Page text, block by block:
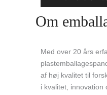
Om
Med over 20 års
af høj kvalitet til
i kvalitet, innovation